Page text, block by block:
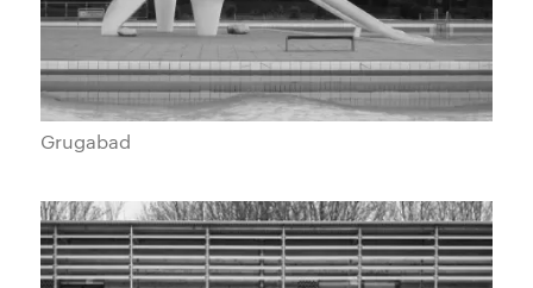
Grugabad